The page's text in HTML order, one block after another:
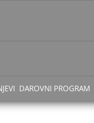
DAROVNI PROGRAM